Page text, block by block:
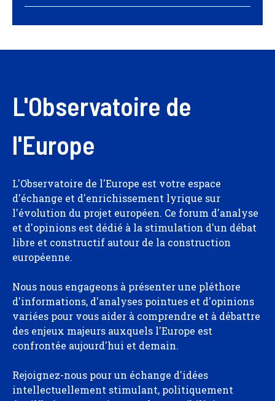
L'Observatoire de
l'Europe
L'Observatoire de l'Europe est votre espace
d'échange et d'enrichissement lyrique sur
l'évolution du projet européen. Ce forum d'analyse
et d'opinions est dédié à la stimulation d'un débat
libre et constructif autour de la construction
européenne.
Nous nous engageons à présenter une pléthore
d'informations, d'analyses pointues et d'opinions
variées pour vous aider à comprendre et à débattre
des enjeux majeurs auxquels l'Europe est
confrontée aujourd'hui et demain.
Rejoignez-nous pour un échange d'idées
intellectuellement stimulant, politiquement